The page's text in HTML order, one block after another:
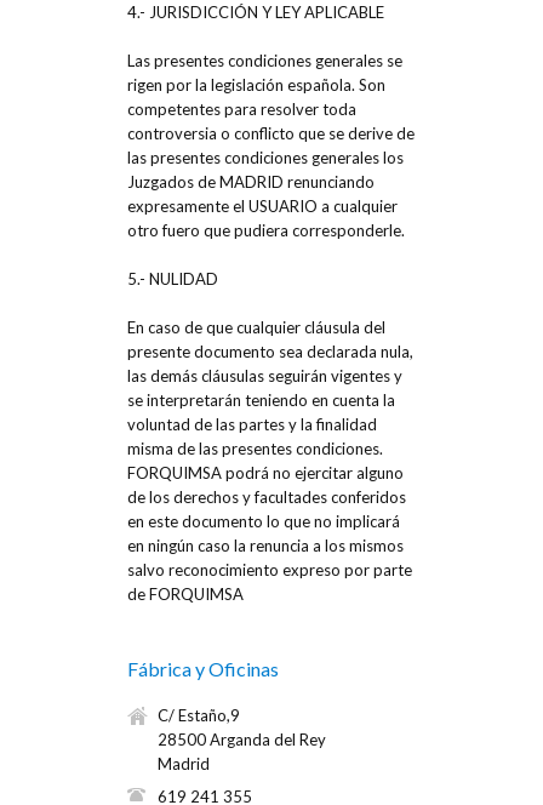
4.- JURISDICCIÓN Y LEY APLICABLE
Las presentes condiciones generales se
rigen por la legislación española. Son
competentes para resolver toda
controversia o conflicto que se derive de
las presentes condiciones generales los
Juzgados de MADRID renunciando
expresamente el USUARIO a cualquier
otro fuero que pudiera corresponderle.
5.- NULIDAD
En caso de que cualquier cláusula del
presente documento sea declarada nula,
las demás cláusulas seguirán vigentes y
se interpretarán teniendo en cuenta la
voluntad de las partes y la finalidad
misma de las presentes condiciones.
FORQUIMSA podrá no ejercitar alguno
de los derechos y facultades conferidos
en este documento lo que no implicará
en ningún caso la renuncia a los mismos
salvo reconocimiento expreso por parte
de FORQUIMSA
Fábrica y Oficinas
C/ Estaño,9
28500 Arganda del Rey
Madrid
619 241 355